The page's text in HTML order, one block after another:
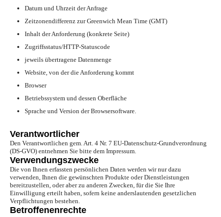
Datum und Uhrzeit der Anfrage
Zeitzonendifferenz zur Greenwich Mean Time (GMT)
Inhalt der Anforderung (konkrete Seite)
Zugriffsstatus/HTTP-Statuscode
jeweils übertragene Datenmenge
Website, von der die Anforderung kommt
Browser
Betriebssystem und dessen Oberfläche
Sprache und Version der Browsersoftware.
Verantwortlicher
Den Verantwortlichen gem. Art. 4 Nr. 7 EU-Datenschutz-Grundverordnung
(DS-GVO) entnehmen Sie bitte dem Impressum.
Verwendungszwecke
Die von Ihnen erfassten persönlichen Daten werden wir nur dazu
verwenden, Ihnen die gewünschten Produkte oder Dienstleistungen
bereitzustellen, oder aber zu anderen Zwecken, für die Sie Ihre
Einwilligung erteilt haben, sofern keine anderslautenden gesetzlichen
Verpflichtungen bestehen.
Betroffenenrechte